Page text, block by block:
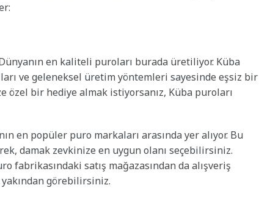
en kaliteli puroları burada üretiliyor. Küba
ve geleneksel üretim yöntemleri sayesinde eşsiz bir
özel bir hediye almak istiyorsanız, Küba puroları
en popüler puro markaları arasında yer alıyor. Bu
damak zevkinize en uygun olanı seçebilirsiniz.
fabrikasındaki satış mağazasından da alışveriş
yakından görebilirsiniz.